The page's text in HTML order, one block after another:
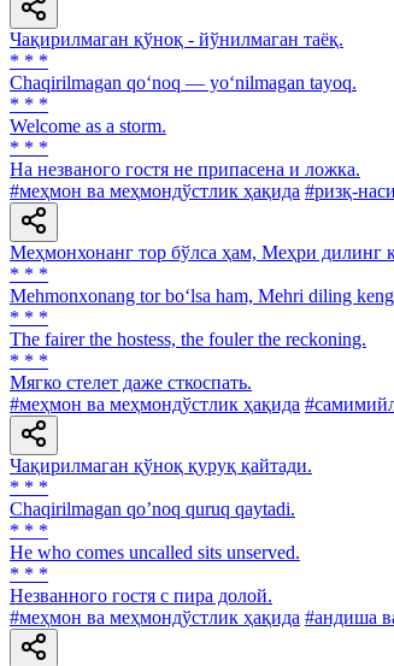
Чақирилмаган қўноқ - йўнилмаган таёқ.
* * *
Chaqirilmagan qo‘noq — yo‘nilmagan tayoq.
* * *
Welcome as a storm.
* * *
Ha незваного гостя не припасена и ложка.
#меҳмон ва меҳмондўстлик ҳақида #ризқ-
Меҳмонхонанг тор бўлса ҳам, Меҳри дилинг
* * *
Mehmonxonang tor bo‘lsa ham, Mehri diling
* * *
The fairer the hostess, the fouler the reckoning.
* * *
Мягко стелет даже сткоспать.
#меҳмон ва меҳмондўстлик ҳақида
Чақирилмаган қўноқ қуруқ қайтади.
* * *
Chaqirilmagan qoʼnoq quruq qaytadi.
* * *
Не who comes uncalled sits unserved.
* * *
Незванного гостя с пира долой.
#меҳмон ва меҳмондўстлик ҳақида #андиша